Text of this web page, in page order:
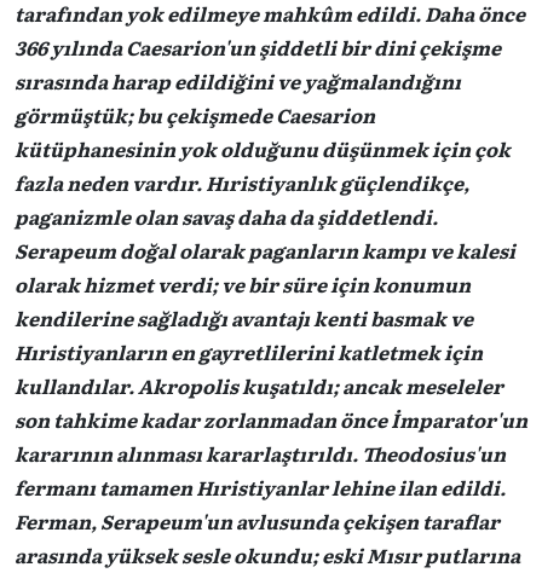
tarafından yok edilmeye mahkûm edildi. Daha önce
366 yılında Caesarion'un şiddetli bir dini çekişme
sırasında harap edildiğini ve yağmalandığını
görmüştük; bu çekişmede Caesarion
kütüphanesinin yok olduğunu düşünmek için çok
fazla neden vardır. Hıristiyanlık güçlendikçe,
paganizmle olan savaş daha da şiddetlendi.
Serapeum doğal olarak paganların kampı ve kalesi
olarak hizmet verdi; ve bir süre için konumun
kendilerine sağladığı avantajı kenti basmak ve
Hıristiyanların en gayretlilerini katletmek için
kullandılar. Akropolis kuşatıldı; ancak meseleler
son tahkime kadar zorlanmadan önce İmparator'un
kararının alınması kararlaştırıldı. Theodosius'un
fermanı tamamen Hıristiyanlar lehine ilan edildi.
Ferman, Serapeum'un avlusunda çekişen taraflar
arasında yüksek sesle okundu; eski Mısır putlarına